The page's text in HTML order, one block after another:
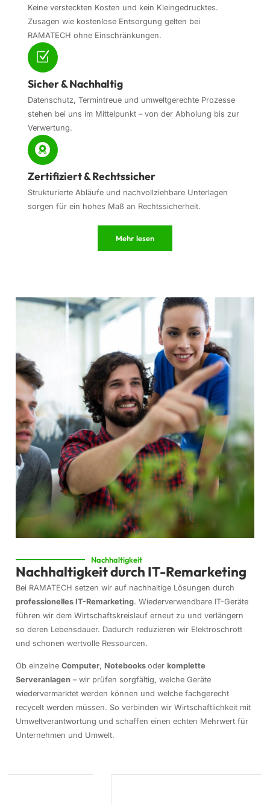
Keine versteckten Kosten und kein Kleingedrucktes.
Zusagen wie kostenlose Entsorgung gelten bei
RAMATECH ohne Einschränkungen.
Sicher & Nachhaltig
Datenschutz, Termintreue und umweltgerechte Prozesse
stehen bei uns im Mittelpunkt – von der Abholung bis zur
Verwertung.
Zertifiziert & Rechtssicher
Strukturierte Abläufe und nachvollziehbare Unterlagen
sorgen für ein hohes Maß an Rechtssicherheit.
Mehr lesen
Nachhaltigkeit
Nachhaltigkeit durch IT-Remarketing
Bei RAMATECH setzen wir auf nachhaltige Lösungen durch
professionelles IT-Remarketing. Wiederverwendbare IT-Geräte
führen wir dem Wirtschaftskreislauf erneut zu und verlängern
so deren Lebensdauer. Dadurch reduzieren wir Elektroschrott
und schonen wertvolle Ressourcen.
Ob einzelne Computer, Notebooks oder komplette
Serveranlagen– wir prüfen sorgfältig, welche Geräte
wiedervermarktet werden können und welche fachgerecht
recycelt werden müssen. So verbinden wir Wirtschaftlichkeit mit
Umweltverantwortung und schaffen einen echten Mehrwert für
Unternehmen und Umwelt.